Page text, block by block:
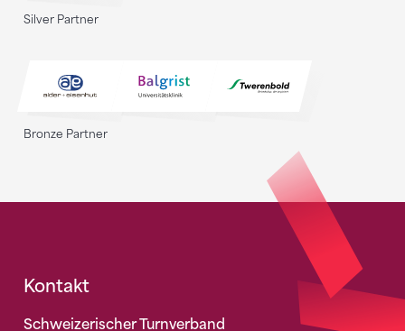
Silver Partner
Bronze Partner
Fusszeile
Kontakt
Schweizerischer Turnverband